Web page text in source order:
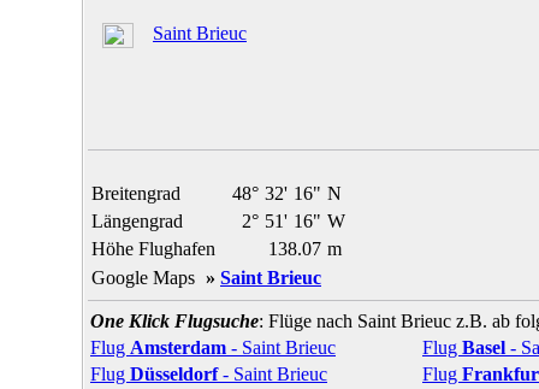
Saint Brieuc
Breitengrad 48° 32' 16" N
Längengrad
2° 51' 16" W
Höhe Flughafen
138.07 m
Google Maps » Saint Brieuc
One Klick Flugsuche: Flüge nach Saint Brieuc z.B. ab
Flug Amsterdam - Saint Brieuc Flug Basel -
Flug Düsseldorf- Saint Brieuc Flug